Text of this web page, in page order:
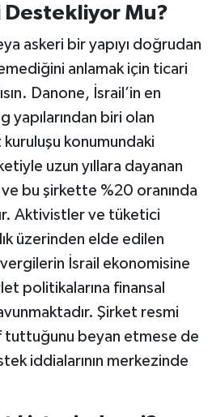
Destekliyor Mu?
askeri bir yapıyı doğrudan
anlamak için ticari
Danone, İsrail’in en
yapılarından biri olan
konumundaki
uzun yıllara dayanan
bu şirkette %20 oranında
Aktivistler ve tüketici
üzerinden elde edilen
İsrail ekonomisine
politikalarına finansal
Şirket resmi
tuttuğunu beyan etmese de
iddialarının merkezinde